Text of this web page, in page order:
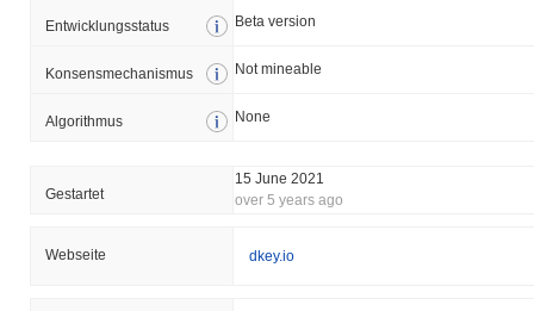
Entwicklungsstatus Beta version
Konsensmechanismus Not mineable
Algorithmus None
Gestartet
15 June 2021
over 5 years ago
Webseite dkey.io